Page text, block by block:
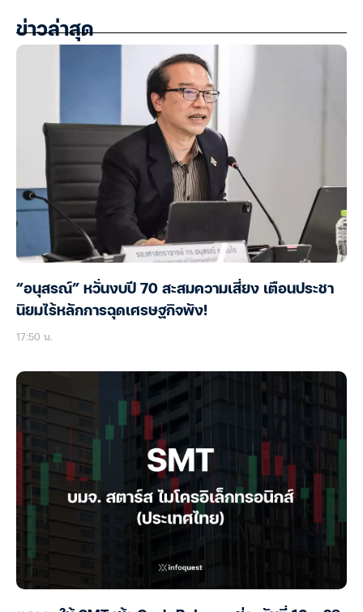
ข่าวล่าสุด
“อนุสรณ์” หวั่นงบปี 70 สะสมความเสี่ยง เตือนประชา
นิยมไร้หลักการฉุดเศรษฐกิจพัง!
17:50 น.